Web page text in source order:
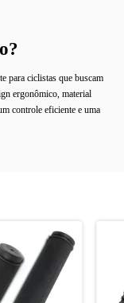
para ciclistas que buscam
ergonômico, material
controle eficiente e uma